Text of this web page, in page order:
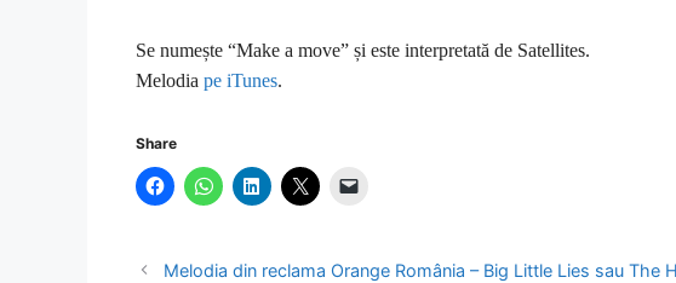
Se numește “Make a move” și este interpretată de Satellites.
Melodia pe iTunes.
Share
Melodia din reclama Orange România – Big Little Lies sau The